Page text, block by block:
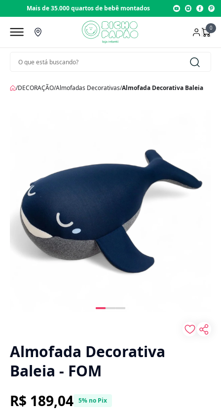
quartos de bebê montados Loja com 22 anos de
0
/DECORAÇÃO/Almofadas Decorativas/Almofada Decorativa Baleia
Almofada Decorativa
Baleia - FOM
R$ 189,04 5% no Pix